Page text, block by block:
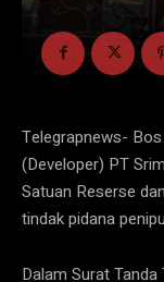
Telegrapnews-
(Developer) PT
Satuan Reserse
tindak pidana
Dalam Surat